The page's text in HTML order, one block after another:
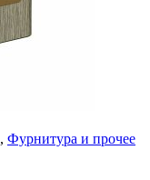
, Фурнитура и прочее